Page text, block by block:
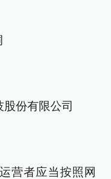
份有限公司
营者应当按照网